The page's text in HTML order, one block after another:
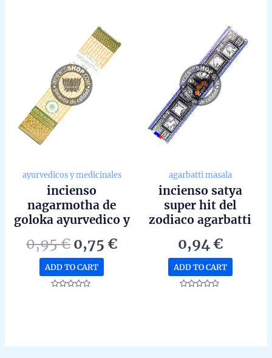
ayurvedicos y medicinales
incienso
nagarmotha de
goloka ayurvedico y
masala unidad de
15g
0,95€ Original
price
was:
0,95 €.
0,75€Current
ADD TO CART
agarbatti masala
incienso satya
super hit del
zodiaco agarbatti
mano en bangalore
unidad de 15g
0,94€
ADD TO CART